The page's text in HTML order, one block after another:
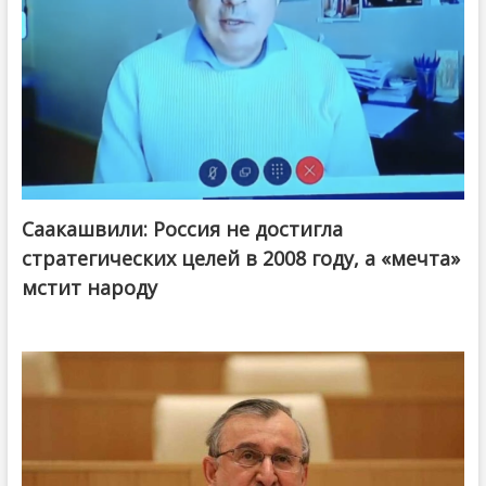
Саакашвили: Россия не достигла
стратегических целей в 2008 году, а «мечта»
мстит народу